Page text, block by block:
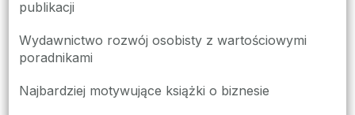
publikacji
Wydawnictwo rozwój osobisty z wartościowymi
poradnikami
Najbardziej motywujące książki o biznesie